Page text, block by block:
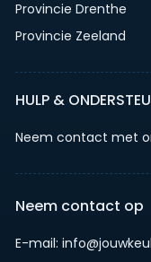
Provincie Drenthe
Provincie Zeeland
HULP &
Neem contact met
Neem contact op
E-mail: